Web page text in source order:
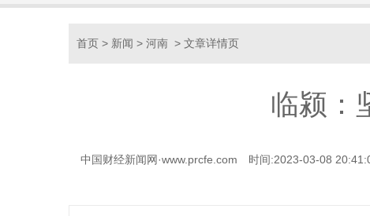
首页 > 新闻 > 河南 > 文章详情页
临颍：
中国财经新闻网·www.prcfe.com 时间:2023-03-08